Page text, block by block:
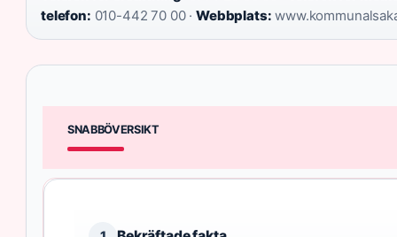
telefon: 010-442 70 00 ·Webbplats:
SNABBÖVERSIKT